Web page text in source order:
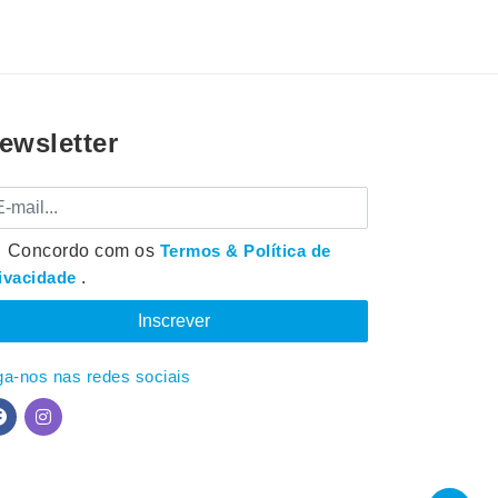
Concordo com os Termos & Política de
.
nos nas redes sociais